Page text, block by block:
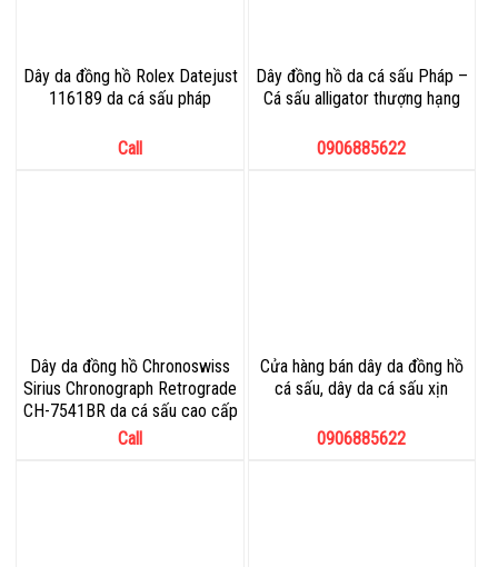
Dây da đồng hồ Rolex Datejust
116189 da cá sấu pháp
Call
Dây đồng hồ da cá sấu Pháp –
Cá sấu alligator thượng hạng
0906885622
Dây da đồng hồ Chronoswiss
Sirius Chronograph Retrograde
CH-7541BR da cá sấu cao cấp
Call
Cửa hàng bán dây da đồng hồ
cá sấu, dây da cá sấu xịn
0906885622